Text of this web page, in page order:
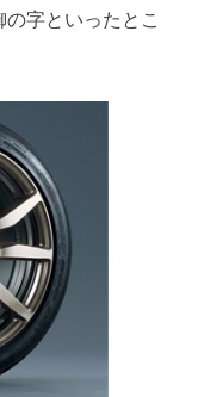
字といったとこ